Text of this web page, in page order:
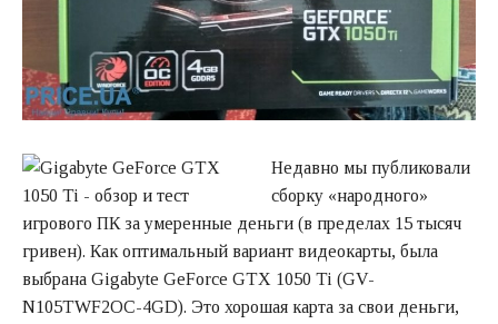
Недавно мы публиковали
сборку «народного»
игрового ПК за умеренные деньги (в пределах 15 тысяч
гривен). Как оптимальный вариант видеокарты, была
выбрана Gigabyte GeForce GTX 1050 Ti (GV-
N105TWF2OC-4GD). Это хорошая карта за свои деньги,